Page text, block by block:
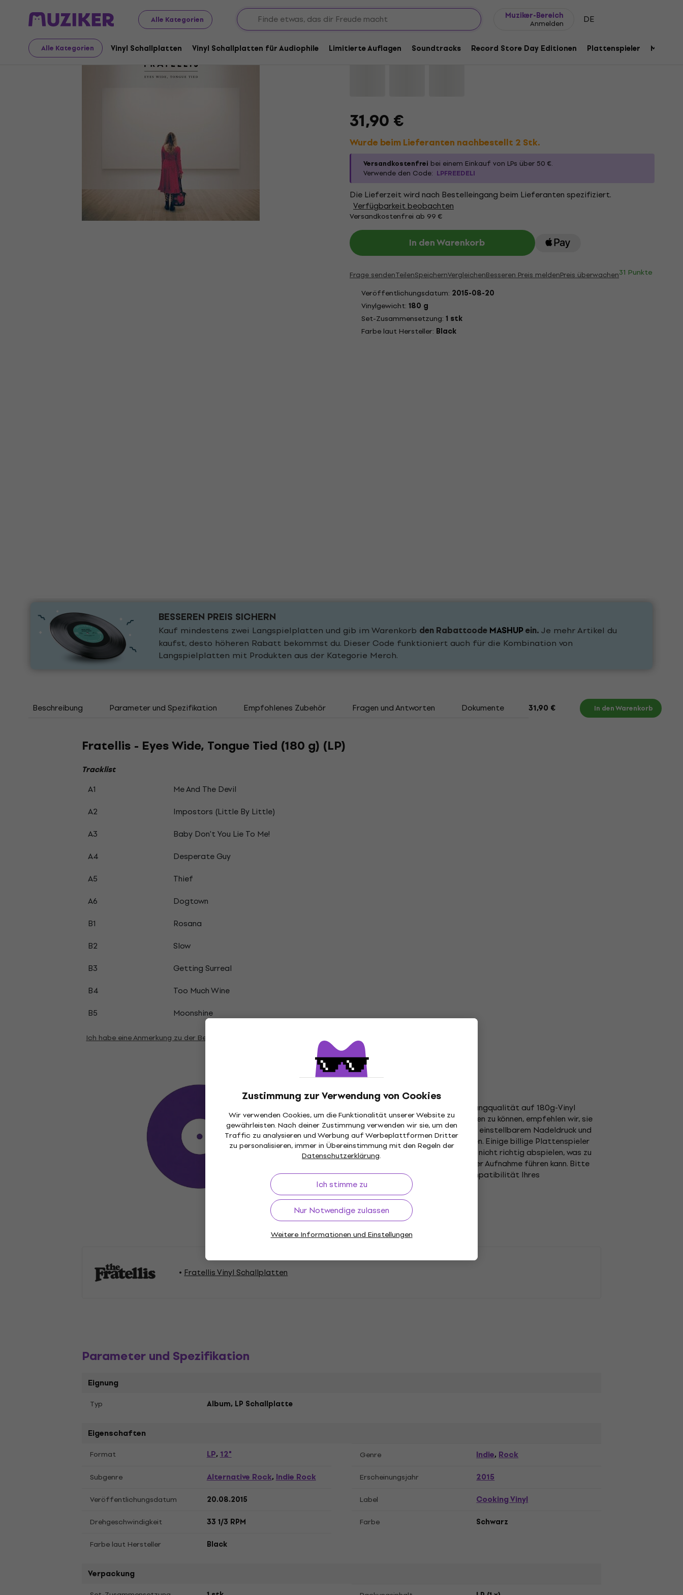
Alle Kategorien
Muziker-Bereich
Anmelden DE
Alle Kategorien Vinyl Schallplatten Vinyl Schallplatten für Audiophile Limitierte Auflagen Soundtracks Record Store Day Editionen Plattenspieler Musik
Zustimmung zur Verwendung von Cookies
Wir verwenden Cookies, um die Funktionalität unserer Website zu
gewährleisten. Nach deiner Zustimmung verwenden wir sie, um den
Traffic zu analysieren und Werbung auf Werbeplattformen Dritter
zu personalisieren, immer in Übereinstimmung mit den Regeln der
Datenschutzerklärung.
Ich stimme zu
Nur Notwendige zulassen
Weitere Informationen und Einstellungen
Schallplatten und CDs Vinyl Schallplatten
Fratellis - Eyes Wide, Tongue Tied (180 g) (LP)
Marke:FratellisProdukt Code:1190625
31,90 €
Wurde beim Lieferanten nachbestellt 2 Stk.
Versandkostenfrei bei einem Einkauf von LPs über 50 €.
Verwende den Code: LPFREEDELI
Die Lieferzeit wird nach Bestelleingang beim Lieferanten spezifiziert.
Verfügbarkeit beobachten
Versandkostenfrei ab 99 €
In den Warenkorb
Frage sendenTeilenSpeichernVergleichenBesseren Preis meldenPreis überwachen31 Punkte
Veröffentlichungsdatum: 2015-08-20
Vinylgewicht: 180 g
Set-Zusammensetzung: 1 stk
Farbe laut Hersteller: Black
BESSEREN PREIS SICHERN
Kauf mindestens zwei Langspielplatten und gib im Warenkorb den RabattcodeMASHUPein.Je mehr Artikel du
kaufst, desto höheren Rabatt bekommst du. Dieser Code funktioniert auch für die Kombination von
Langspielplatten mit Produkten aus der Kategorie Merch.
Beschreibung Parameter und Spezifikation Empfohlenes Zubehör Fragen und Antworten Dokumente 31,90 € In den Warenkorb
Fratellis - Eyes Wide, Tongue Tied (180 g) (LP)
Tracklist
A1
Me And The Devil
A2
Impostors (Little By Little)
A3
Baby Don't You Lie To Me!
A4
Desperate Guy
A5
Thief
A6
Dogtown
B1
Rosana
B2
Slow
B3
Getting Surreal
B4
Too Much Wine
B5
Moonshine
Ich habe eine Anmerkung zu der Beschreibung
Unsere Premium-LPs werden in höchster Klangqualität auf 180g-Vinyl
produziert. Um sie in vollem Umfang genießen zu können, empfehlen wir, sie
auf einem hochwertigen Plattenspieler mit einstellbarem Nadeldruck und
einem geeigneten Tonabnehmer abzuspielen. Einige billige Plattenspieler
können diese Schallplatten möglicherweise nicht richtig abspielen, was zu
Sprüngen oder sogar zu Beschädigungen der Aufnahme führen kann. Bitte
überprüfen Sie daher vor dem Kauf die Kompatibilität Ihres
Plattenspielers.
Fratellis Vinyl Schallplatten
Parameter und Spezifikation
Eignung
Typ Album, LP Schallplatte
Eigenschaften
Format LP,12" Genre Indie,Rock
Subgenre Alternative Rock,Indie Rock Erscheinungsjahr 2015
Veröffentlichungsdatum 20.08.2015 Label Cooking Vinyl
Drehgeschwindigkeit 33 1/3 RPM Farbe
Schwarz
Farbe laut Hersteller
Black
Verpackung